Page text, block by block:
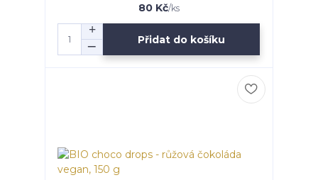
80 Kč/ks
Přidat do košíku